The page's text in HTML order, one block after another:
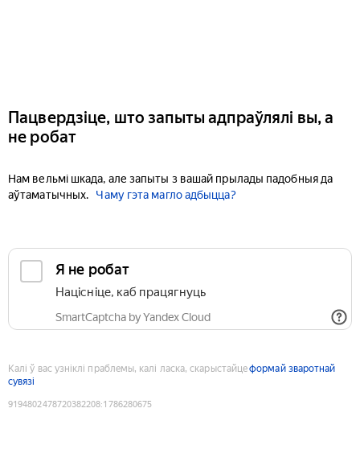
Пацвердзіце, што запыты адпраўлялі вы, а
не робат
Нам вельмі шкада, але запыты з вашай прылады падобныя да
аўтаматычных.
Чаму гэта магло адбыцца?
Я не робат
Націсніце, каб працягнуць
SmartCaptcha by Yandex Cloud
Калі ў вас узніклі праблемы, калі ласка, скарыстайцеформай зваротнай
сувязі
9194802478720382208:1786280675